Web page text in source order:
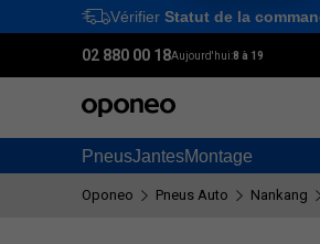
Ctrl
Vérifier Statut de la
02 880 00 18Aujourd'hui:8 à 19
PneusJantesMontage
Oponeo Pneus Auto Nankang